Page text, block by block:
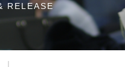
RELEASE